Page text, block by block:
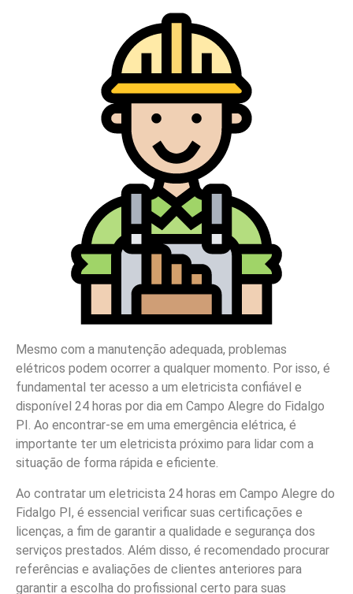
Mesmo com a manutenção adequada, problemas
elétricos podem ocorrer a qualquer momento. Por isso, é
fundamental ter acesso a um eletricista confiável e
disponível 24 horas por dia em Campo Alegre do Fidalgo
PI. Ao encontrar-se em uma emergência elétrica, é
importante ter um eletricista próximo para lidar com a
situação de forma rápida e eficiente.
Ao contratar um eletricista 24 horas em Campo Alegre do
Fidalgo PI, é essencial verificar suas certificações e
licenças, a fim de garantir a qualidade e segurança dos
serviços prestados. Além disso, é recomendado procurar
referências e avaliações de clientes anteriores para
garantir a escolha do profissional certo para suas